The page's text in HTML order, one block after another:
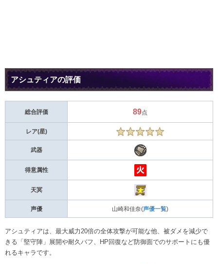
アシュティアの評価
総合評価 89点
レア(星)
武器
得意属性
天冥
声優 山崎和佳奈(声優一覧)
アシュティアは、最大威力20倍の全体攻撃が可能な他、被ダメを減少で
きる「堅守陣」展開や耐久バフ、HP回復など防御面でのサポートにも優
れるキャラです。